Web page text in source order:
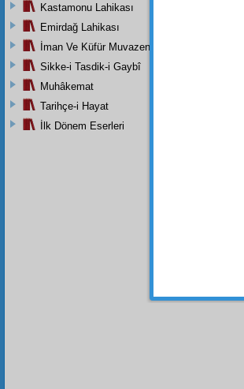
Kastamonu Lahikası
Emirdağ Lahikası
İman Ve Küfür Muvazeneleri
Sikke-i Tasdik-i Gaybî
Muhâkemat
Tarihçe-i Hayat
İlk Dönem Eserleri